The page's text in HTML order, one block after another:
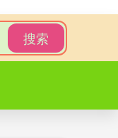
搜索